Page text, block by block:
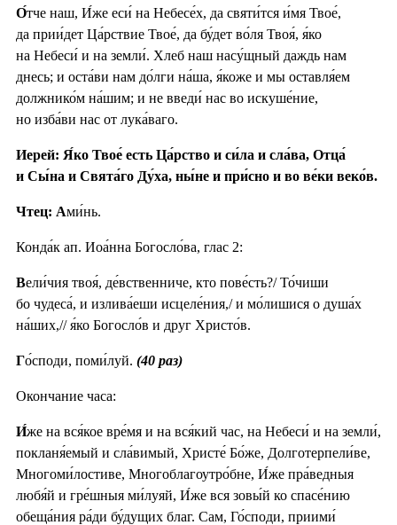
О́тче наш, И́же еси́ на Небесе́х, да святи́тся и́мя Твое́,
да прии́дет Ца́рствие Твое́, да бу́дет во́ля Твоя́, я́ко
на Небеси́ и на земли́. Хлеб наш насу́щный даждь нам
днесь; и оста́ви нам до́лги на́ша, я́коже и мы оставля́ем
должнико́м на́шим; и не введи́ нас во искуше́ние,
но изба́ви нас от лука́ваго.
Иерей: Я́ко Твое́ есть Ца́рство и си́ла и сла́ва, Отца́
и Сы́на и Свята́го Ду́ха, ны́не и при́сно и во ве́ки веко́в.
Чтец: Ами́нь.
Конда́к ап. Иоа́нна Богосло́ва, глас 2:
Вели́чия твоя́, де́вственниче, кто пове́сть?/ То́чиши
бо чудеса́, и излива́еши исцеле́ния,/ и мо́лишися о душа́х
на́ших,// я́ко Богосло́в и друг Христо́в.
Го́споди, поми́луй. (40 раз)
Окончание часа:
И́же на вся́кое вре́мя и на вся́кий час, на Небеси́ и на земли́,
покланя́емый и сла́вимый, Христе́ Бо́же, Долготерпели́ве,
Многоми́лостиве, Многоблагоутро́бне, И́же пра́ведныя
любя́й и гре́шныя ми́луяй, И́же вся зовы́й ко спасе́нию
обеща́ния ра́ди бу́дущих благ. Сам, Го́споди, приими́